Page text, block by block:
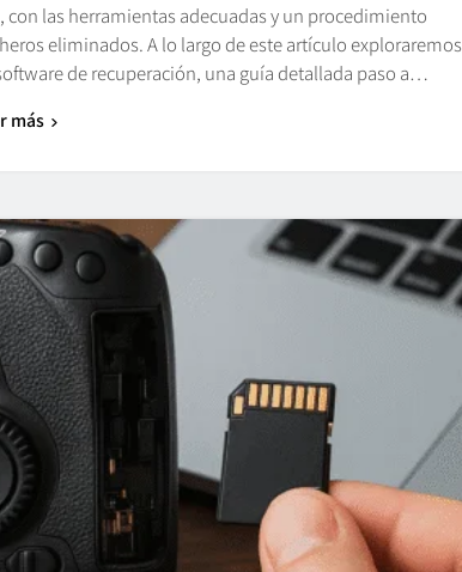
las herramientas adecuadas y un procedimiento
eliminados. A lo largo de este artículo exploraremos
de recuperación, una guía detallada paso a…
más